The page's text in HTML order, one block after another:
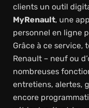
clients un outil
MyRenault, une
personnel en ligne
Grâce à ce service,
Renault – neuf ou
nombreuses
entretiens, alertes,
encore